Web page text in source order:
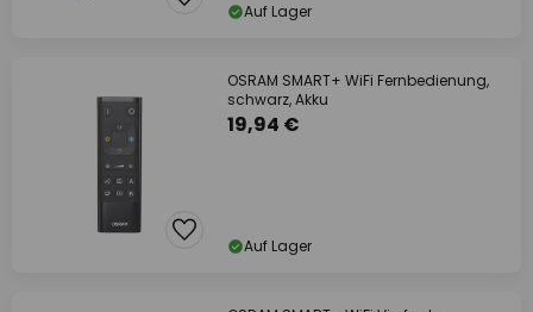
Auf Lager
OSRAM SMART+ WiFi Fernbedienung,
schwarz, Akku
19,94 €
Auf Lager